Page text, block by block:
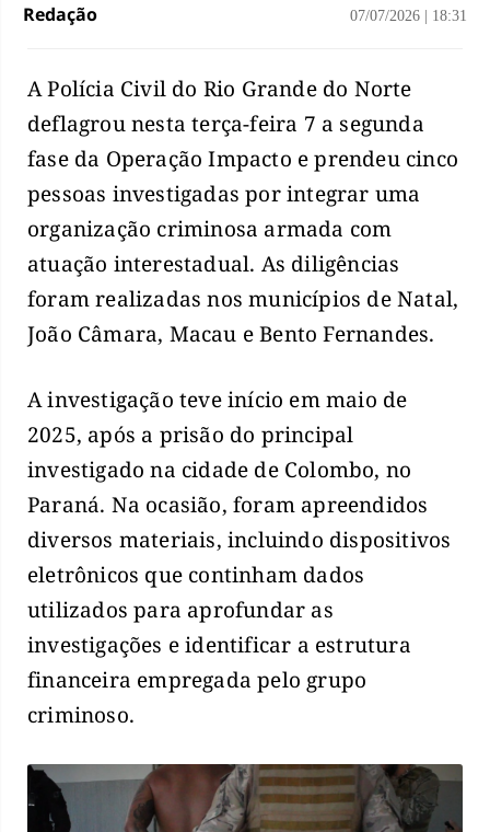
Redação 07/07/2026 18:31
A Polícia Civil do Rio Grande do Norte
deflagrou nesta terça-feira 7 a segunda
fase da Operação Impacto e prendeu cinco
pessoas investigadas por integrar uma
organização criminosa armada com
atuação interestadual. As diligências
foram realizadas nos municípios de Natal,
João Câmara, Macau e Bento Fernandes.
A investigação teve início em maio de
2025, após a prisão do principal
investigado na cidade de Colombo, no
Paraná. Na ocasião, foram apreendidos
diversos materiais, incluindo dispositivos
eletrônicos que continham dados
utilizados para aprofundar as
investigações e identificar a estrutura
financeira empregada pelo grupo
criminoso.